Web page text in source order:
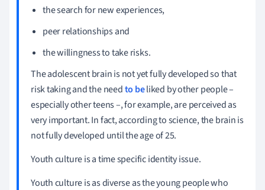
the search for new experiences,
peer relationships and
the willingness to take risks.
The adolescent brain is not yet fully developed so that
risk taking and the needto beliked by other people –
especially other teens –, for example, are perceived as
very important. In fact, according to science, the brain is
not fully developed until the age of 25.
Youth culture is a time specific identity issue.
Youth culture is as diverse as the young people who